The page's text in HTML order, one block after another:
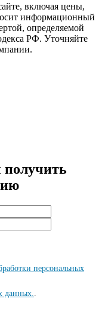
включая цены,
информационный
определяемой
РФ. Уточняйте
получить
персональных
данных.